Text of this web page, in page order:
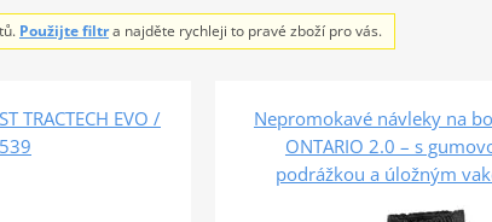
Použijte filtra najděte rychleji to pravé zboží pro vás.
TRACTECH EVO /
Nepromokavé návleky na
ONTARIO 2.0 – s
podrážkou a úložným